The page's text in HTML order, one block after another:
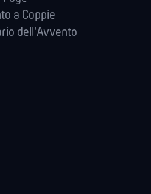
a Coppie
dell'Avvento